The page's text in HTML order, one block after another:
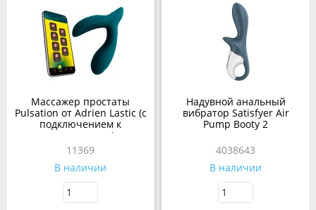
Массажер простаты
Pulsation от Adrien Lastic (с
подключением к
приложению)
11369
В наличии
Надувной анальный
вибратор Satisfyer Air
Pump Booty 2
4038643
В наличии